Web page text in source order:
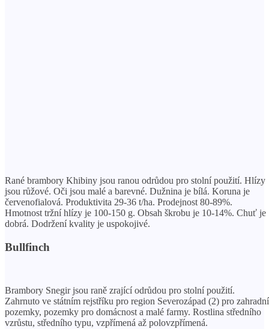
Rané brambory Khibiny jsou ranou odrůdou pro stolní použití. Hlízy
jsou růžové. Oči jsou malé a barevné. Dužnina je bílá. Koruna je
červenofialová. Produktivita 29-36 t/ha. Prodejnost 80-89%.
Hmotnost tržní hlízy je 100-150 g. Obsah škrobu je 10-14%. Chuť je
dobrá. Dodržení kvality je uspokojivé.
Bullfinch
Brambory Snegir jsou raně zrající odrůdou pro stolní použití.
Zahrnuto ve státním rejstříku pro region Severozápad (2) pro zahradní
pozemky, pozemky pro domácnost a malé farmy. Rostlina středního
vzrůstu, středního typu, vzpřímená až polovzpřímená.